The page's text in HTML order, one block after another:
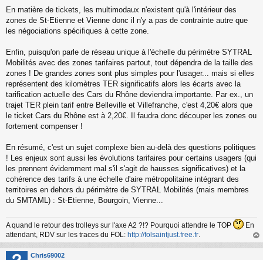
En matière de tickets, les multimodaux n'existent qu'à l'intérieur des
zones de St-Etienne et Vienne donc il n'y a pas de contrainte autre que
les négociations spécifiques à cette zone.
Enfin, puisqu'on parle de réseau unique à l'échelle du périmètre SYTRAL
Mobilités avec des zones tarifaires partout, tout dépendra de la taille des
zones ! De grandes zones sont plus simples pour l'usager... mais si elles
représentent des kilomètres TER significatifs alors les écarts avec la
tarification actuelle des Cars du Rhône deviendra importante. Par ex., un
trajet TER plein tarif entre Belleville et Villefranche, c'est 4,20€ alors que
le ticket Cars du Rhône est à 2,20€. Il faudra donc découper les zones ou
fortement compenser !
En résumé, c'est un sujet complexe bien au-delà des questions politiques
! Les enjeux sont aussi les évolutions tarifaires pour certains usagers (qui
les prennent évidemment mal s'il s'agit de hausses significatives) et la
cohérence des tarifs à une échelle d'aire métropolitaine intégrant des
territoires en dehors du périmètre de SYTRAL Mobilités (mais membres
du SMTAML) : St-Etienne, Bourgoin, Vienne...
A quand le retour des trolleys sur l'axe A2 ?!? Pourquoi attendre le TOP
En
attendant, RDV sur les traces du FOL: http://folsaintjust.free.fr.
au
Chris69002